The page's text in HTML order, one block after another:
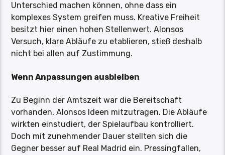
Unterschied machen können, ohne dass ein
komplexes System greifen muss. Kreative Freiheit
besitzt hier einen hohen Stellenwert. Alonsos
Versuch, klare Abläufe zu etablieren, stieß deshalb
nicht bei allen auf Zustimmung.
Wenn Anpassungen ausbleiben
Zu Beginn der Amtszeit war die Bereitschaft
vorhanden, Alonsos Ideen mitzutragen. Die Abläufe
wirkten einstudiert, der Spielaufbau kontrolliert.
Doch mit zunehmender Dauer stellten sich die
Gegner besser auf Real Madrid ein. Pressingfallen,